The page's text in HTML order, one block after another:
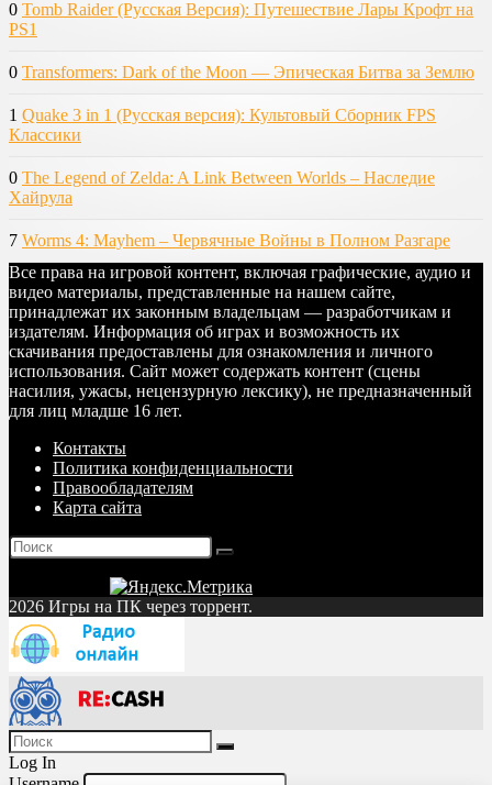
0 Tomb Raider (Русская Версия): Путешествие Лары Крофт на
PS1
0 Transformers: Dark of the Moon — Эпическая Битва за Землю
1 Quake 3 in 1 (Русская версия): Культовый Сборник FPS
Классики
0 The Legend of Zelda: A Link Between Worlds – Наследие
Хайрула
7 Worms 4: Mayhem – Червячные Войны в Полном Разгаре
Все права на игровой контент, включая графические, аудио и
видео материалы, представленные на нашем сайте,
принадлежат их законным владельцам — разработчикам и
издателям. Информация об играх и возможность их
скачивания предоставлены для ознакомления и личного
использования. Сайт может содержать контент (сцены
насилия, ужасы, нецензурную лексику), не предназначенный
для лиц младше 16 лет.
Контакты
Политика конфиденциальности
Правообладателям
Карта сайта
2026 Игры на ПК через торрент.
Log In